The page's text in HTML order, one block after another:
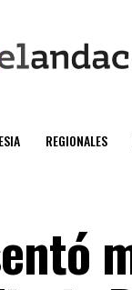
REGIONALES